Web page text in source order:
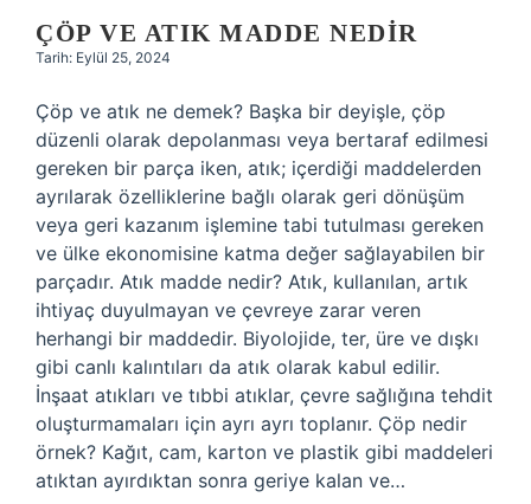
ÇÖP VE ATIK MADDE NEDIR
Tarih: Eylül 25, 2024
Çöp ve atık ne demek? Başka bir deyişle, çöp
düzenli olarak depolanması veya bertaraf edilmesi
gereken bir parça iken, atık; içerdiği maddelerden
ayrılarak özelliklerine bağlı olarak geri dönüşüm
veya geri kazanım işlemine tabi tutulması gereken
ve ülke ekonomisine katma değer sağlayabilen bir
parçadır. Atık madde nedir? Atık, kullanılan, artık
ihtiyaç duyulmayan ve çevreye zarar veren
herhangi bir maddedir. Biyolojide, ter, üre ve dışkı
gibi canlı kalıntıları da atık olarak kabul edilir.
İnşaat atıkları ve tıbbi atıklar, çevre sağlığına tehdit
oluşturmamaları için ayrı ayrı toplanır. Çöp nedir
örnek? Kağıt, cam, karton ve plastik gibi maddeleri
atıktan ayırdıktan sonra geriye kalan ve…